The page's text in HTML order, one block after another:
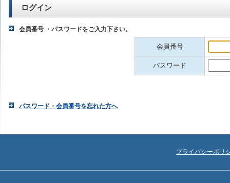
ログイン
会員番号 ・パスワードをご入力下さい。
会員番号
パスワード
パスワード・会員番号を忘れた方へ
プライバシーポリ